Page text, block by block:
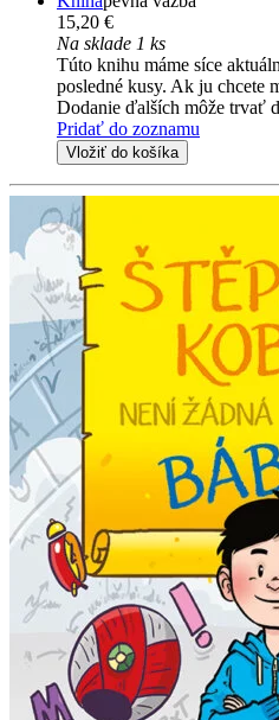
15,20 €
Na sklade 1 ks
Túto knihu máme síce
posledné kusy. Ak ju chcete
Dodanie ďalších môže trvať
Pridať do zoznamu
Vložiť do košíka